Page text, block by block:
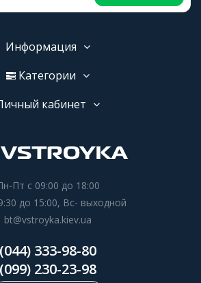
Информация
Категории
кабинет
Пт с 09:00 до 18:00
до 15:00, Вс- выходной
bt@vstroyka.kiev.ua
(044) 333-98-80
(099) 230-23-98